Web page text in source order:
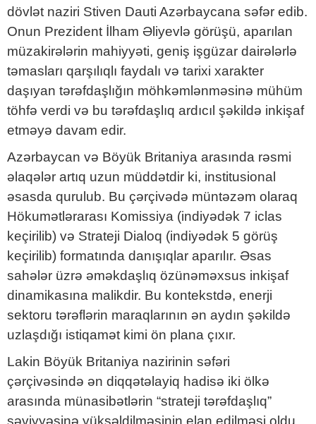
dövlət naziri Stiven Dauti Azərbaycana səfər edib.
Onun Prezident İlham Əliyevlə görüşü, aparılan
müzakirələrin mahiyyəti, geniş işgüzar dairələrlə
təmasları qarşılıqlı faydalı və tarixi xarakter
daşıyan tərəfdaşlığın möhkəmlənməsinə mühüm
töhfə verdi və bu tərəfdaşlıq ardıcıl şəkildə inkişaf
etməyə davam edir.
Azərbaycan və Böyük Britaniya arasında rəsmi
əlaqələr artıq uzun müddətdir ki, institusional
əsasda qurulub. Bu çərçivədə müntəzəm olaraq
Hökumətlərarası Komissiya (indiyədək 7 iclas
keçirilib) və Strateji Dialoq (indiyədək 5 görüş
keçirilib) formatında danışıqlar aparılır. Əsas
sahələr üzrə əməkdaşlıq özünəməxsus inkişaf
dinamikasına malikdir. Bu kontekstdə, enerji
sektoru tərəflərin maraqlarının ən aydın şəkildə
uzlaşdığı istiqamət kimi ön plana çıxır.
Lakin Böyük Britaniya nazirinin səfəri
çərçivəsində ən diqqətəlayiq hadisə iki ölkə
arasında münasibətlərin “strateji tərəfdaşlıq”
səviyyəsinə yüksəldilməsinin elan edilməsi oldu.